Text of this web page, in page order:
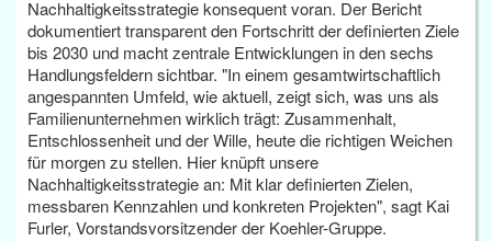
Nachhaltigkeitsstrategie konsequent voran. Der Bericht
dokumentiert transparent den Fortschritt der definierten Ziele
bis 2030 und macht zentrale Entwicklungen in den sechs
Handlungsfeldern sichtbar. "In einem gesamtwirtschaftlich
angespannten Umfeld, wie aktuell, zeigt sich, was uns als
Familienunternehmen wirklich trägt: Zusammenhalt,
Entschlossenheit und der Wille, heute die richtigen Weichen
für morgen zu stellen. Hier knüpft unsere
Nachhaltigkeitsstrategie an: Mit klar definierten Zielen,
messbaren Kennzahlen und konkreten Projekten", sagt Kai
Furler, Vorstandsvorsitzender der Koehler-Gruppe.